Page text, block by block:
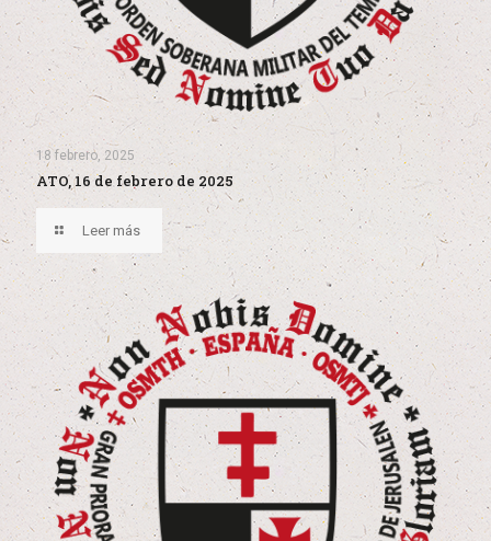
18 febrero, 2025
ATO, 16 de febrero de 2025
Leer más